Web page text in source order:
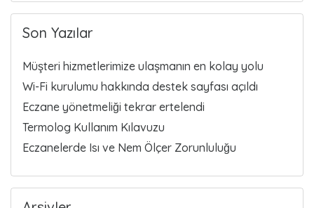
Son Yazılar
Müşteri hizmetlerimize ulaşmanın en kolay yolu
Wi-Fi kurulumu hakkında destek sayfası açıldı
Eczane yönetmeliği tekrar ertelendi
Termolog Kullanım Kılavuzu
Eczanelerde Isı ve Nem Ölçer Zorunluluğu